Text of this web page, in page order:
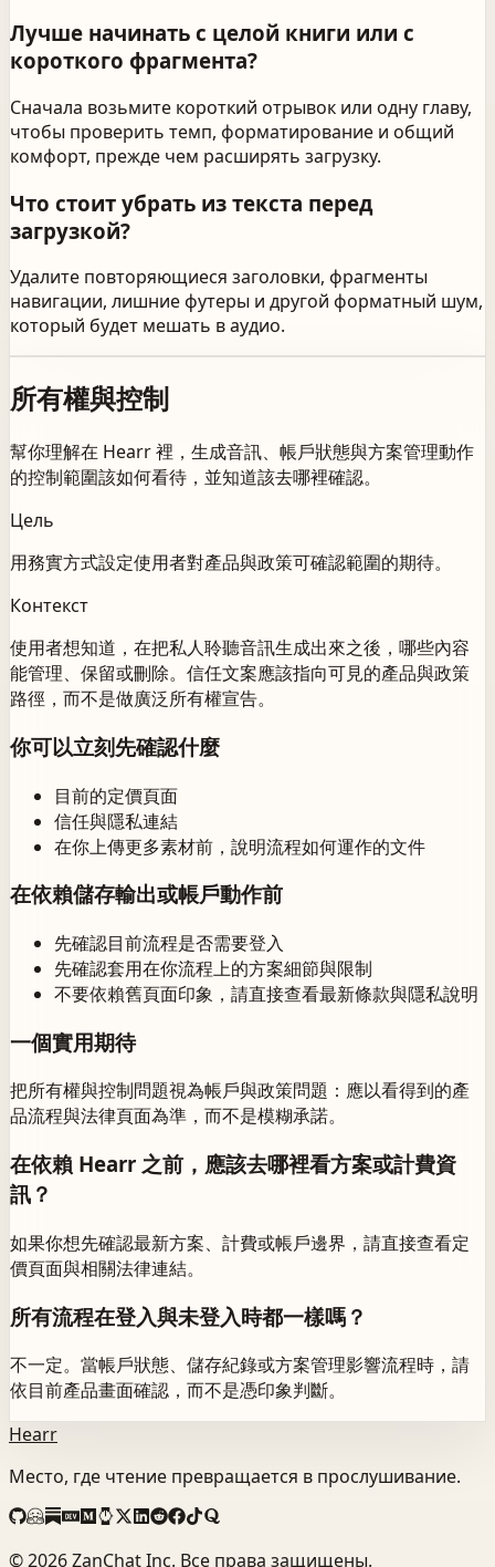
Лучше начинать с целой книги или с
короткого фрагмента?
Сначала возьмите короткий отрывок или одну главу,
чтобы проверить темп, форматирование и общий
комфорт, прежде чем расширять загрузку.
Что стоит убрать из текста перед
загрузкой?
Удалите повторяющиеся заголовки, фрагменты
навигации, лишние футеры и другой форматный шум,
который будет мешать в аудио.
所有權與控制
幫你理解在 Hearr 裡，生成音訊、帳戶狀態與方案管理動作
的控制範圍該如何看待，並知道該去哪裡確認。
Цель
用務實方式設定使用者對產品與政策可確認範圍的期待。
Контекст
使用者想知道，在把私人聆聽音訊生成出來之後，哪些內容
能管理、保留或刪除。信任文案應該指向可見的產品與政策
路徑，而不是做廣泛所有權宣告。
你可以立刻先確認什麼
目前的定價頁面
信任與隱私連結
在你上傳更多素材前，說明流程如何運作的文件
在依賴儲存輸出或帳戶動作前
先確認目前流程是否需要登入
先確認套用在你流程上的方案細節與限制
不要依賴舊頁面印象，請直接查看最新條款與隱私說明
一個實用期待
把所有權與控制問題視為帳戶與政策問題：應以看得到的產
品流程與法律頁面為準，而不是模糊承諾。
在依賴 Hearr 之前，應該去哪裡看方案或計費資
訊？
如果你想先確認最新方案、計費或帳戶邊界，請直接查看定
價頁面與相關法律連結。
所有流程在登入與未登入時都一樣嗎？
不一定。當帳戶狀態、儲存紀錄或方案管理影響流程時，請
依目前產品畫面確認，而不是憑印象判斷。
Hearr
Место, где чтение превращается в прослушивание.
©2026ZanChat Inc. Все права защищены.